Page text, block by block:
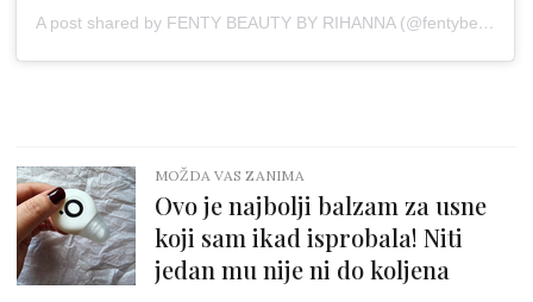
A post shared by FENTY BEAUTY BY RIHANNA (@fentybeauty)
MOŽDA VAS ZANIMA
Ovo je najbolji balzam za usne
koji sam ikad isprobala! Niti
jedan mu nije ni do koljena